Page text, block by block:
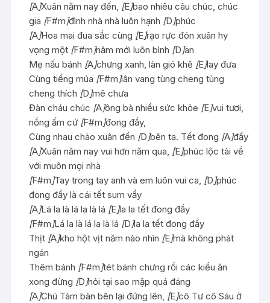
[A]Xuân năm nay đến, [E]bao nhiêu câu chúc, chúc
gia [F#m]đình nhà nhà luôn hạnh [D]phúc
[A]Hoa mai đua sắc cùng [E]rạo rực đón xuân hy
vọng một [F#m]năm mới luôn bình [D]an
Mẹ nấu bánh [A]chưng xanh, làn gió khẽ [E]lay đưa
Cùng tiếng múa [F#m]lân vang tùng cheng tùng
cheng thích [D]mê chưa
Đàn cháu chúc [A]ông bà nhiều sức khỏe [E]vui tươi,
nồng ấm cứ [F#m]đong đầy,
Cùng nhau chào xuân đến [D]bên ta. Tết đong [A]đầy
[A]Xuân năm nay vui hơn năm qua, [E]phúc lộc tài về
với muôn mọi nhà
[F#m]Tay trong tay anh và em luôn vui ca, [D]phúc
đong đầy là cái tết sum vầy
[A]Lá la là lá la là lá [E]la la tết đong đầy
[F#m]Lá la là lá la là lá [D]la la tết đong đầy
Thịt [A]kho hột vịt năm nào nhìn [E]mà không phát
ngán
Thêm bánh [F#m]tét bánh chưng rồi các kiểu ăn
xong đừng [D]hỏi tại sao mập quá đáng
[A]Chú Tám bàn bên lại đứng lên, [E]cô Tư cô Sáu ở